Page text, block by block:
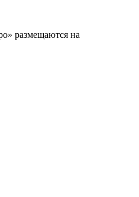
размещаются на